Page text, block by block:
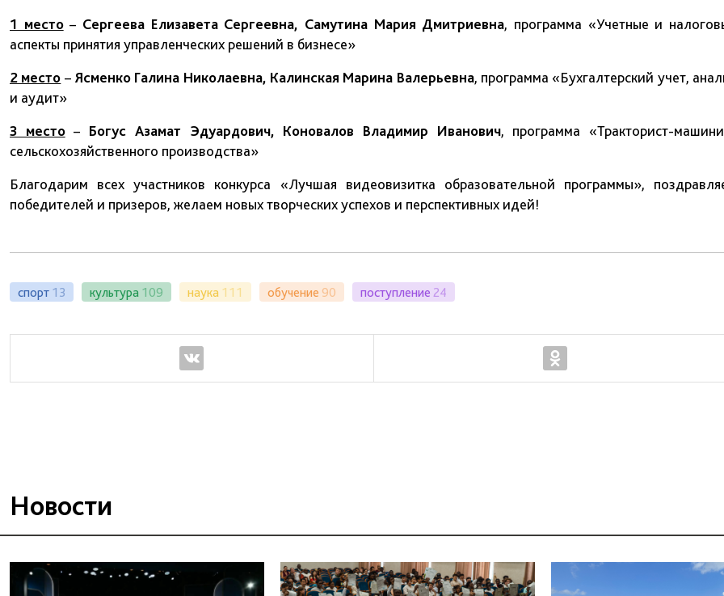
1 место – Сергеева Елизавета Сергеевна, Самутина Мария Дмитриевна, программа «Учетные и
аспекты принятия управленческих решений в бизнесе»
2 место – Ясменко Галина Николаевна, Калинская Марина Валерьевна, программа «Бухгалтерский учет,
и аудит»
3 место– Богус Азамат Эдуардович, Коновалов Владимир Иванович, программа «Тракторист-
сельскохозяйственного производства»
Благодарим всех участников конкурса «Лучшая видеовизитка образовательной программы»,
победителей и призеров, желаем новых творческих успехов и перспективных идей!
спорт 13 культура 109 наука 111 обучение 90 поступление 24
Новости